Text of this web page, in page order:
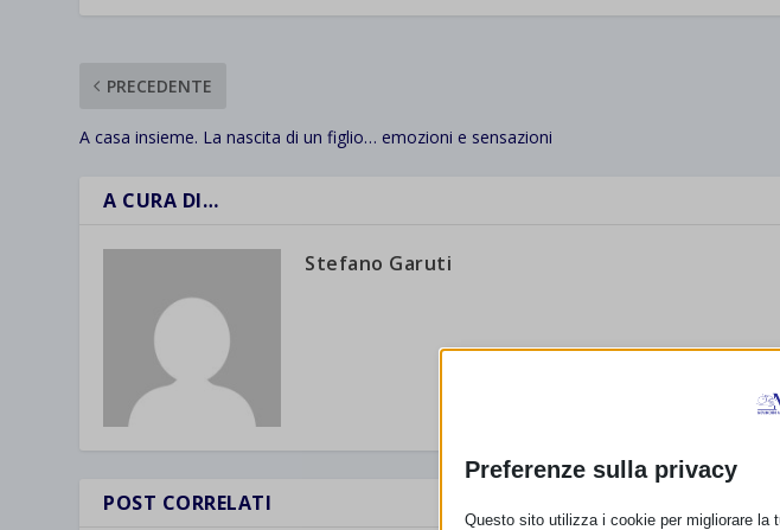
PRECEDENTE
A casa insieme. La nascita di un figlio… emozioni e sensazioni
A CURA DI…
Stefano Garuti
POST CORRELATI
Preferenze sulla privacy
Questo sito utilizza i cookie per migliorare la